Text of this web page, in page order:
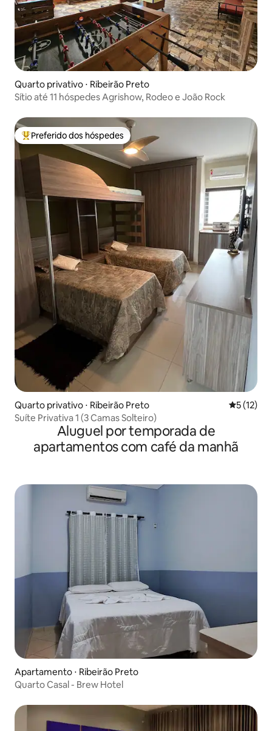
Quarto privativo ⋅ Ribeirão Preto
Sítio até 11 hóspedes Agrishow, Rodeo e João Rock
Entre os melhores preferidos dos hóspedes
Preferido dos hóspedes
Quarto privativo ⋅ Ribeirão Preto 5 de uma
5 (12)
Suíte Privativa 1 (3 Camas Solteiro)
Aluguel por temporada de
apartamentos com café da manhã
Apartamento ⋅ Ribeirão Preto
Quarto Casal - Brew Hotel